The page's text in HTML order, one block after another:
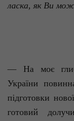
ласка, як Ви
— На моє
України
підготовки
готовий